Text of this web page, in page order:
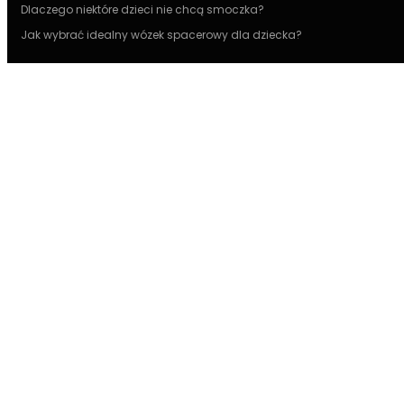
Dlaczego niektóre dzieci nie chcą smoczka?
Jak wybrać idealny wózek spacerowy dla dziecka?